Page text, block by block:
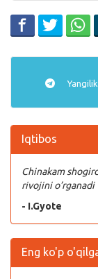
Iqtibos
Chinakam
rivojini o’rganadi
- I.Gyote
Eng ko'p